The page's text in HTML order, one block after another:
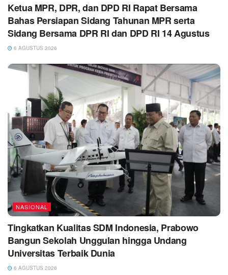
Ketua MPR, DPR, dan DPD RI Rapat Bersama
Bahas Persiapan Sidang Tahunan MPR serta
Sidang Bersama DPR RI dan DPD RI 14 Agustus
6 AGUSTUS 2026
NASIONAL
Tingkatkan Kualitas SDM Indonesia, Prabowo
Bangun Sekolah Unggulan hingga Undang
Universitas Terbaik Dunia
6 AGUSTUS 2026